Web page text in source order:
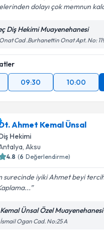
dolayı çok memnun
Diş Hekimi Muayenehanesi
Cad .Burhanettin Onat Apt. No:
09:30 10:00
Ahmet Kemal Ünsal
Hekimi
, Aksu
4.8 (6 Değerlendirme)
surecinde iyiki Ahmet beyi
Ünsal Özel Muayenehanesi
Ogan Cad. No:25 A